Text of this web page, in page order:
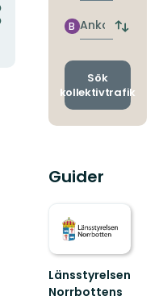
Ankomst
B
Byt
och
Sök
kollektivtrafik
Guider
Länsstyrelsen
Norrbottens